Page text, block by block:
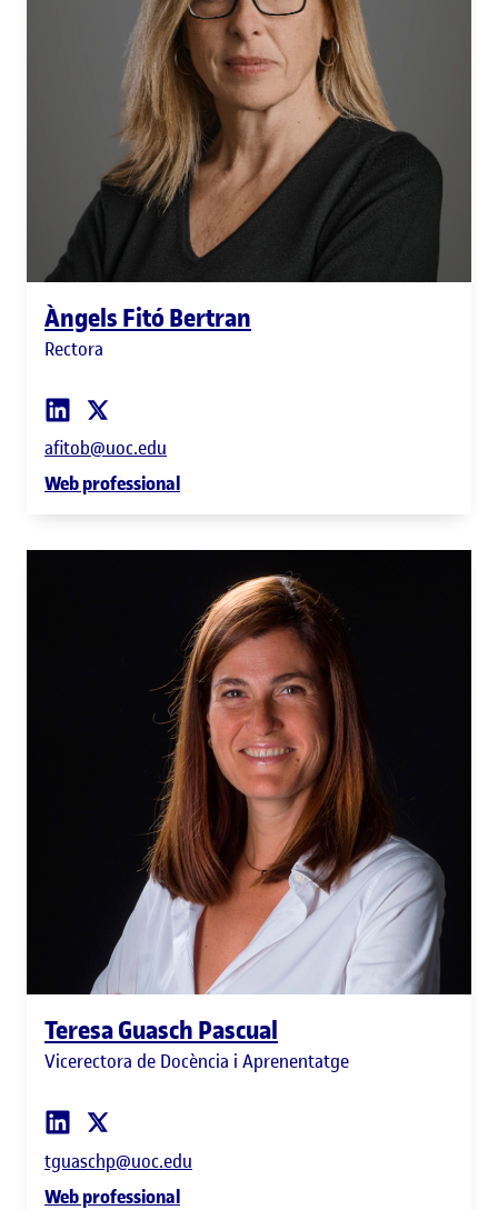
Àngels Fitó Bertran
Rectora
afitob@uoc.edu
Web professional
Teresa Guasch Pascual
Vicerectora de Docència i Aprenentatge
tguaschp@uoc.edu
Web professional